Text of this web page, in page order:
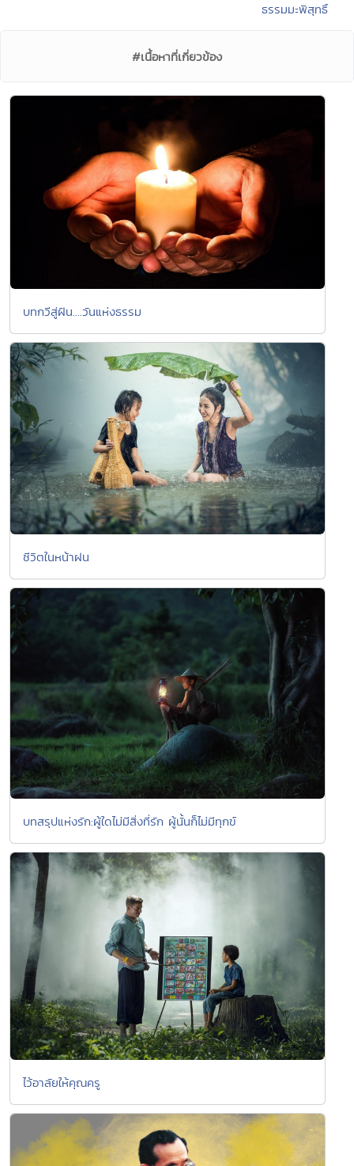
ธรรมมะพิสุทธิ์
#เนื้อหาที่เกี่ยวข้อง
บทกวีสู่ฝัน....วันแห่งธรรม
ชีวิตในหน้าฝน
บทสรุปแห่งรัก:ผู้ใดไม่มีสิ่งที่รัก ผู้นั้นก็ไม่มีทุกข์
ไว้อาลัยให้คุณครู